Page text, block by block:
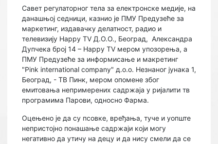
Савет регулаторног тела за електронске медије, на
данашњој седници, казнио је ПМУ Предузеће за
маркетинг, издавачку делатност, радио и
телевизију Happy TV Д.О.О., Београд, Александра
Дупчека број 14 – Happy TV мером упозорења, а
ПМУ Предузеће за информисање и макретинг
"Pink international company" д.о.о. Незнаног јунака 1,
Београд, - ТВ Пинк, мером опомене због
емитовања непримерених садржаја у ријалити тв
програмима Парови, односно Фарма.
Оцењено је да су псовке, вређања, туче и уопште
непристојно понашање садржаји који могу
негативно да утичу на децу и да нису смели да се